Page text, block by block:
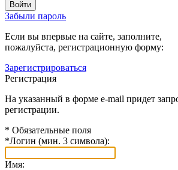
Забыли пароль
Если вы впервые на сайте, заполните,
пожалуйста, регистрационную форму:
Зарегистрироваться
Регистрация
На указанный в форме e-mail придет
регистрации.
* Обязательные поля
*Логин (мин. 3 символа):
Имя: